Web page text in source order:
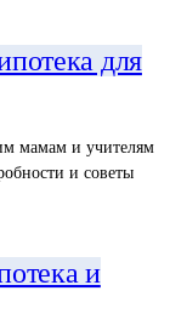
для
мамам и учителям
и советы
и